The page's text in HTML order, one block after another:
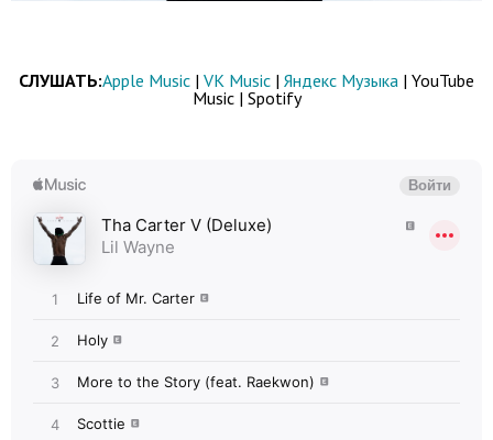
СЛУШАТЬ:Apple Music | VK Music | Яндекс Музыка | YouTube
Music | Spotify